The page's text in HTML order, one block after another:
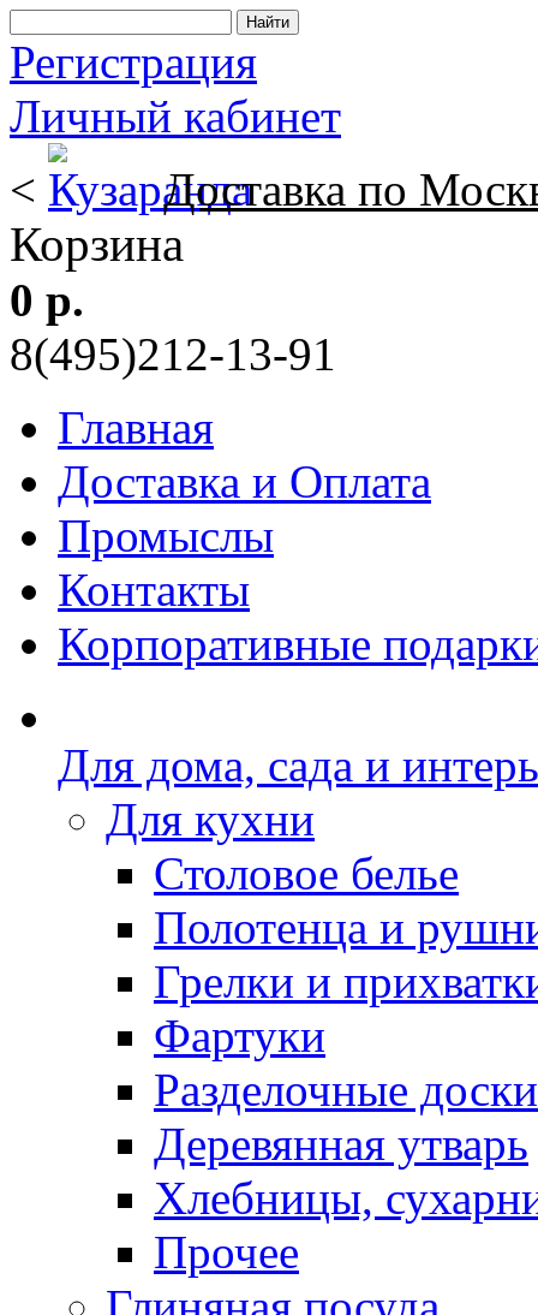
Регистрация
Личный кабинет
<
Доставка по
Корзина
0 р.
8(495)212-13-91
Главная
Доставка и Оплата
Промыслы
Контакты
Корпоративные
Для дома, сада и
Для кухни
Столовое белье
Полотенца и
Грелки и
Фартуки
Разделочные доски
Деревянная утварь
Хлебницы,
Прочее